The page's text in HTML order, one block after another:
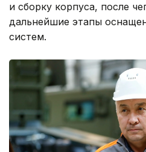
и сборку корпуса, после
дальнейшие этапы
систем.